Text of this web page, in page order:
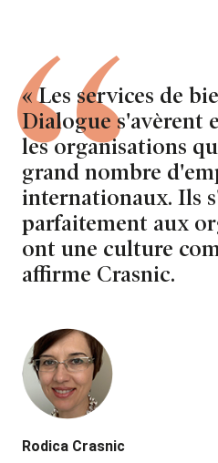
« Les services de
Dialogue s'avèrent
les organisations
grand nombre
internationaux. Ils
parfaitement aux
ont une culture
affirme Crasnic.
Rodica Crasnic